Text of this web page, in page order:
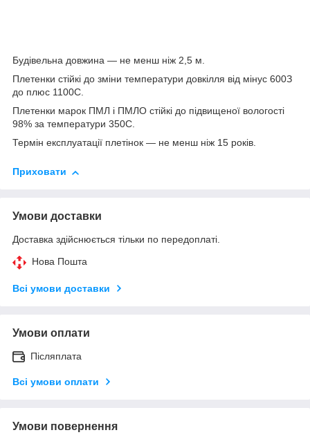
Будівельна довжина — не менш ніж 2,5 м.
Плетенки стійкі до зміни температури довкілля від мінус 600З
до плюс 1100С.
Плетенки марок ПМЛ і ПМЛО стійкі до підвищеної вологості
98% за температури 350С.
Термін експлуатації плетінок — не менш ніж 15 років.
Приховати
Умови доставки
Доставка здійснюється тільки по передоплаті.
Нова Пошта
Всі умови доставки
Умови оплати
Післяплата
Всі умови оплати
Умови повернення